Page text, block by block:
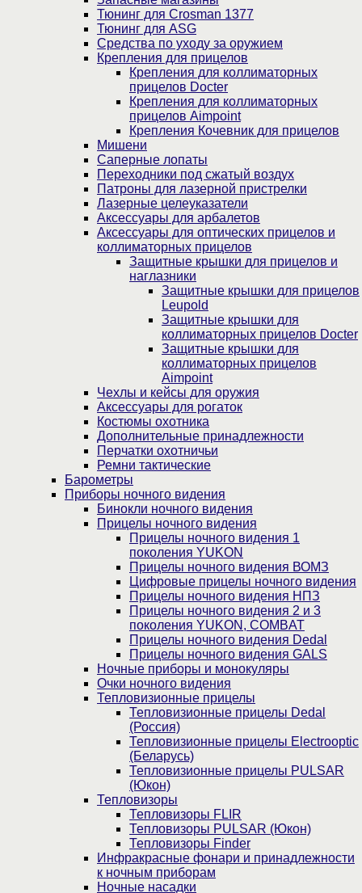
Тюнинг для Crosman 1377
Тюнинг для ASG
Средства по уходу за оружием
Крепления для прицелов
Крепления для коллиматорных
прицелов Docter
Крепления для коллиматорных
прицелов Aimpoint
Крепления Кочевник для прицелов
Мишени
Саперные лопаты
Переходники под сжатый воздух
Патроны для лазерной пристрелки
Лазерные целеуказатели
Аксессуары для арбалетов
Аксессуары для оптических прицелов и
коллиматорных прицелов
Защитные крышки для прицелов и
наглазники
Защитные крышки для прицелов
Leupold
Защитные крышки для
коллиматорных прицелов Docter
Защитные крышки для
коллиматорных прицелов
Aimpoint
Чехлы и кейсы для оружия
Аксессуары для рогаток
Костюмы охотника
Дополнительные принадлежности
Перчатки охотничьи
Ремни тактические
Барометры
Приборы ночного видения
Бинокли ночного видения
Прицелы ночного видения
Прицелы ночного видения 1
поколения YUKON
Прицелы ночного видения ВОМЗ
Цифровые прицелы ночного видения
Прицелы ночного видения НПЗ
Прицелы ночного видения 2 и 3
поколения YUKON, COMBAT
Прицелы ночного видения Dedal
Прицелы ночного видения GALS
Ночные приборы и монокуляры
Очки ночного видения
Тепловизионные прицелы
Тепловизионные прицелы Dedal
(Россия)
Тепловизионные прицелы Electrooptic
(Беларусь)
Тепловизионные прицелы PULSAR
(Юкон)
Тепловизоры
Тепловизоры FLIR
Тепловизоры PULSAR (Юкон)
Тепловизоры Finder
Инфракрасные фонари и принадлежности
к ночным приборам
Ночные насадки